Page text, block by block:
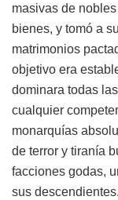
masivas de
bienes, y tomó a
matrimonios
objetivo era
dominara todas
cualquier
monarquías
de terror y tiranía
facciones godas,
sus